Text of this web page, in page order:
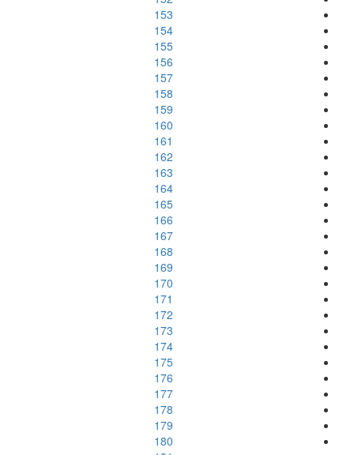
153
154
155
156
157
158
159
160
161
162
163
164
165
166
167
168
169
170
171
172
173
174
175
176
177
178
179
180